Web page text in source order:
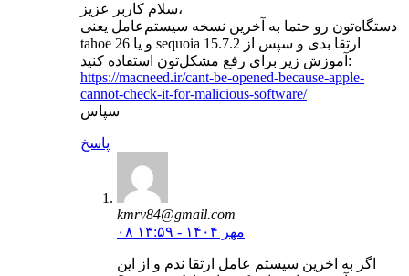
سلام کاربر عزیز،
دستگاه‌تون رو حتما به آخرین نسخه سیستم‌عامل یعنی
tahoe 26 و یا sequoia 15.7.2 ارتقا بدی و سپس از
آموزش زیر برای رفع مشکل‌تون استفاده کنید:
https://macneed.ir/cant-be-opened-because-apple-
cannot-check-it-for-malicious-software/
سپاس
پاسخ
kmrv84@gmail.com
۰۸ مهر ۱۴۰۴ - ۱۳:۵۹
اگر به اخرين سيستم عامل ارتقا ندم و از این